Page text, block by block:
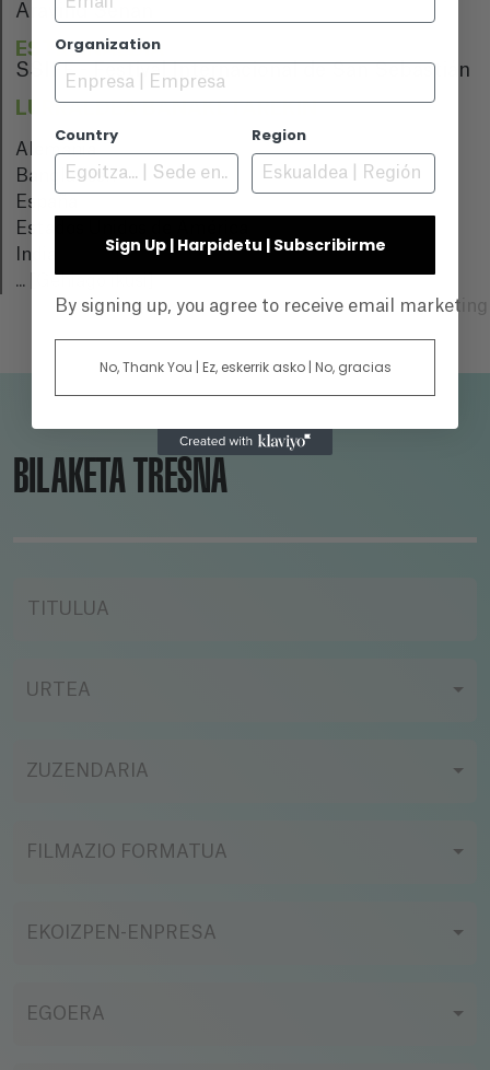
Aravind Senan
ESTREINALDIA
SSIFF - Festival Internacional de San Sebastián
LURRALDEA BANAKETAREKIN
Alemania
Bangladesh
España
Estados Unidos de América
India
...
BILAKETA TRESNA
TITULUA
URTEA
ZUZENDARIA
FILMAZIO FORMATUA
EKOIZPEN-ENPRESA
EGOERA
Organization
Country Region
Sign Up | Harpidetu | Subscribirme
By signing up, you agree to receive email
No, Thank You | Ez, eskerrik asko | No, gracias